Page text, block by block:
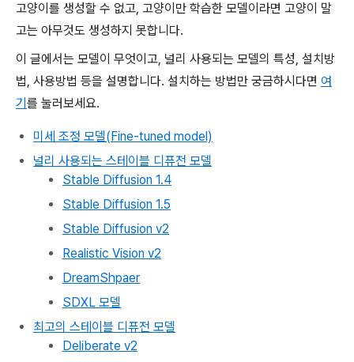
고양이를 생성할 수 없고, 고양이만 학습한 모델이라면 고양이 말
고는 아무것도 생성하지 못합니다.
이 글에서는 모델이 무엇이고, 널리 사용되는 모델의 특성, 설치방
법, 사용방법 등을 설명합니다. 설치하는 방법만 궁금하시다면 여
기를 눌러보세요.
미세 조정 모델(Fine-tuned model)
널리 사용되는 스테이블 디퓨전 모델
Stable Diffusion 1.4
Stable Diffusion 1.5
Stable Diffusion v2
Realistic Vision v2
DreamShpaer
SDXL 모델
최고의 스테이블 디퓨전 모델
Deliberate v2